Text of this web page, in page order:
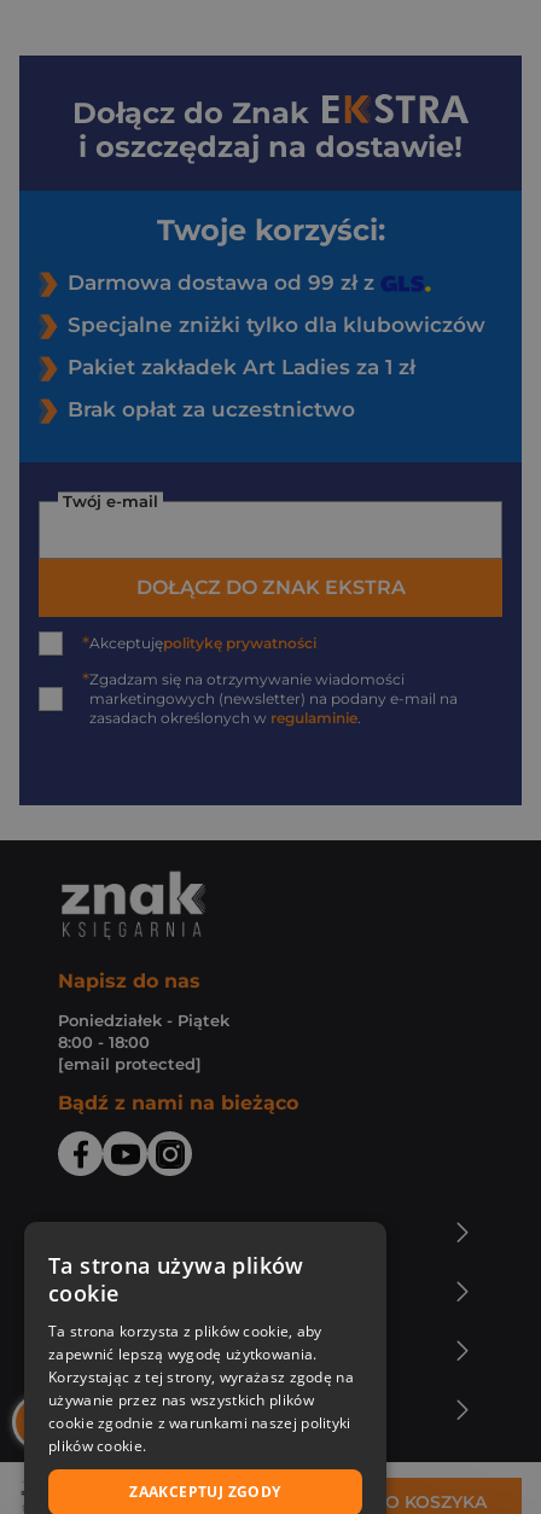
36,99 zł DO KOSZYKA
Dołącz do Znak
i oszczędzaj na dostawie!
Twoje korzyści:
Darmowa dostawa od 99 zł z
Specjalne zniżki tylko dla klubowiczów
Pakiet zakładek Art Ladies za 1 zł
Brak opłat za uczestnictwo
Twój e-mail
DOŁĄCZ DO ZNAK EKSTRA
*Akceptujępolitykę prywatności
*Zgadzam się na otrzymywanie wiadomości
marketingowych (newsletter) na podany e-mail na
zasadach określonych w regulaminie.
Napisz do nas
Poniedziałek - Piątek
8:00 - 18:00
[email protected]
Bądź z nami na bieżąco
Zakupy u nas
Nasza oferta
Nasi autorzy
Ta strona używa plików
cookie
Ta strona korzysta z plików cookie, aby
zapewnić lepszą wygodę użytkowania.
Korzystając z tej strony, wyrażasz zgodę na
używanie przez nas wszystkich plików
cookie zgodnie z warunkami naszej polityki
plików cookie.
ZAAKCEPTUJ ZGODY